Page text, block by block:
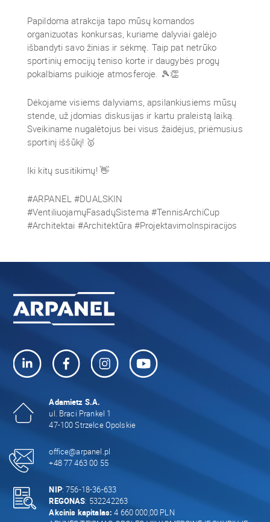
Papildoma atrakcija tapo mūsų komandos
organizuotas konkursas, kuriame dalyviai galėjo
išbandyti savo žinias ir sėkmę. Taip pat netrūko
sportinių emocijų teniso korte ir daugybės progų
pokalbiams puikioje atmosferoje. 🎾👏
Dėkojame visiems dalyviams, apsilankiusiems mūsų
stende, už įdomias diskusijas ir kartu praleistą laiką.
Sveikiname nugalėtojus bei visus žaidėjus, priėmusius
sportinį iššūkį! 🥇
Iki kitų susitikimų! 👋
#ARPANEL #DUALSKIN
#VentiliuojamųFasadųSistema #TennisArchiCup
#Architektai #Architektūra #ProjektavimoInspiracijos
Adamietz S.A.
ul. Braci Prankel 1
47-100 Strzelce Opolskie
office@arpanel.pl
+48 77 463 00 55
NIP: 756-18-36-633
REGONAS: 532242263
Akcinis kapitalas: 4 660 000,00 PLN